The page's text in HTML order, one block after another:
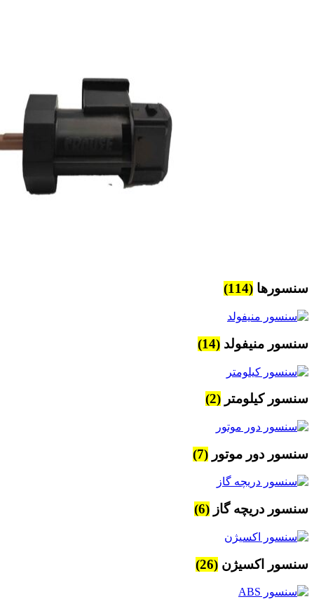
سنسورها (114)
سنسور منیفولد (14)
سنسور کیلومتر (2)
سنسور دور موتور (7)
سنسور دریچه گاز (6)
سنسور اکسیژن (26)